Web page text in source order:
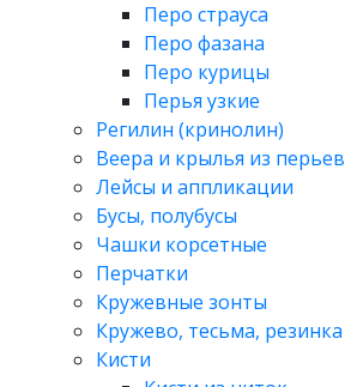
Перо страуса
Перо фазана
Перо курицы
Перья узкие
Регилин (кринолин)
Веера и крылья из перьев
Лейсы и аппликации
Бусы, полубусы
Чашки корсетные
Перчатки
Кружевные зонты
Кружево, тесьма, резинка
Кисти